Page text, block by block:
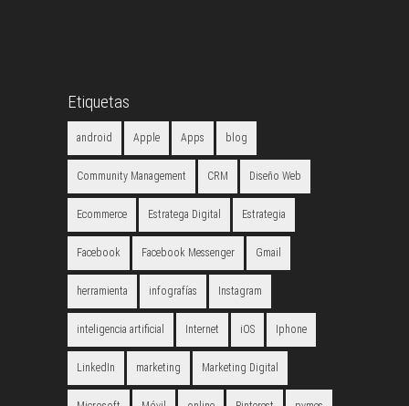
Etiquetas
android Apple Apps blog
Community Management CRM Diseño Web
Ecommerce Estratega Digital Estrategia
Facebook Facebook Messenger Gmail
herramienta infografías Instagram
inteligencia artificial Internet iOS Iphone
LinkedIn marketing Marketing Digital